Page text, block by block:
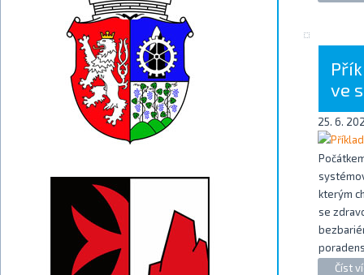
ve
25. 6.
kterým
se
Číst